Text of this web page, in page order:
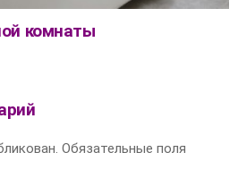
комнаты
Обязательные поля